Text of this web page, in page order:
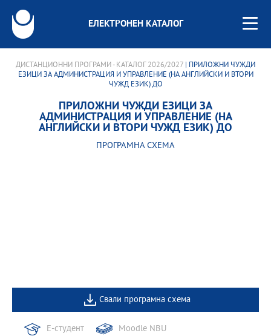
ЕЛЕКТРОНЕН КАТАЛОГ
ДИСТАНЦИОННИ ПРОГРАМИ - КАТАЛОГ 2026/2027 | ПРИЛОЖНИ ЧУЖДИ
ЕЗИЦИ ЗА АДМИНИСТРАЦИЯ И УПРАВЛЕНИЕ (НА АНГЛИЙСКИ И ВТОРИ
ЧУЖД ЕЗИК) ДО
ПРИЛОЖНИ ЧУЖДИ ЕЗИЦИ ЗА
АДМИНИСТРАЦИЯ И УПРАВЛЕНИЕ (НА
АНГЛИЙСКИ И ВТОРИ ЧУЖД ЕЗИК) ДО
ПРОГРАМНА СХЕМА
Свали програмна схема
Е-студент Moodle NBU